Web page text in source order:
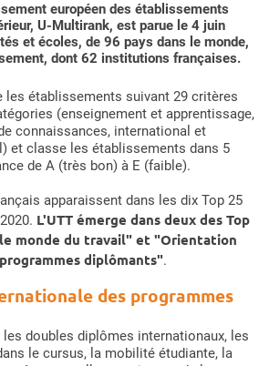
européen des établissements
U-Multirank, est parue le 4 juin
et écoles, de 96 pays dans le monde,
dont 62 institutions françaises.
les établissements suivant 29 critères
(enseignement et apprentissage,
connaissances, international et
et classe les établissements dans 5
de A (très bon) à E (faible).
apparaissent dans les dix Top 25
L'UTT émerge dans deux des Top
monde du travail" et "Orientation
diplômants".
des programmes
doubles diplômes internationaux, les
le cursus, la mobilité étudiante, la